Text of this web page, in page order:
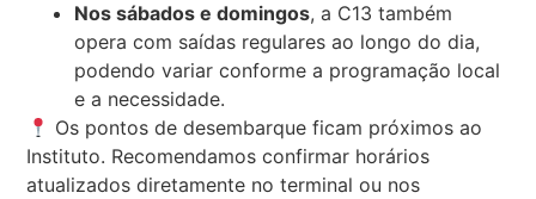
Nos sábados e domingos, a C13 também
opera com saídas regulares ao longo do dia,
podendo variar conforme a programação local
e a necessidade.
Os pontos de desembarque ficam próximos ao
Instituto. Recomendamos confirmar horários
atualizados diretamente no terminal ou nos